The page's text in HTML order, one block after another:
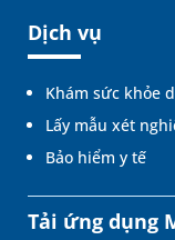
Dịch vụ
Khám sức khỏe
Lấy mẫu xét
Bảo hiểm y tế
Tải ứng dụng